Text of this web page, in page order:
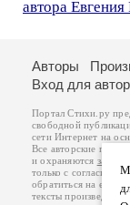
автора
Авторы
Вход для
Портал Стихи.ру
свободной
сети Интернет на
Все авторские права
и охраняются законом
только с согласия
обратиться на его
тексты произведений